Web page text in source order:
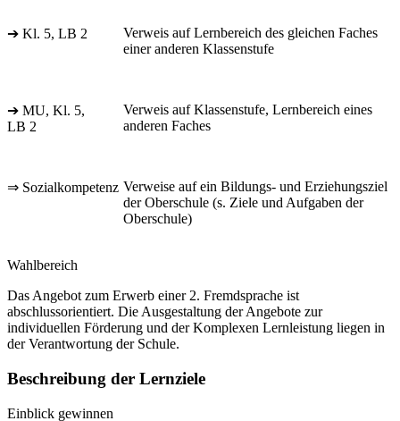
➔ Kl. 5, LB 2
Verweis auf Lernbereich des gleichen Faches
einer anderen Klassenstufe
➔ MU, Kl. 5,
LB 2
Verweis auf Klassenstufe, Lernbereich eines
anderen Faches
⇒ Sozialkompetenz Verweise auf ein Bildungs- und Erziehungsziel
der Oberschule (s. Ziele und Aufgaben der
Oberschule)
Wahlbereich
Das Angebot zum Erwerb einer 2. Fremdsprache ist
abschlussorientiert. Die Ausgestaltung der Angebote zur
individuellen Förderung und der Komplexen Lernleistung liegen in
der Verantwortung der Schule.
Beschreibung der Lernziele
Einblick gewinnen